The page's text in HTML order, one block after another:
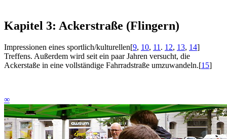
Kapitel 3: Ackerstraße (Flingern)
Impressionen eines sportlich/kulturellen[9, 10, 11 . 12, 13, 14]
Treffens. Außerdem wird seit ein paar Jahren versucht, die
Ackerstaße in eine vollständige Fahrradstraße umzuwandeln.[15]
∞